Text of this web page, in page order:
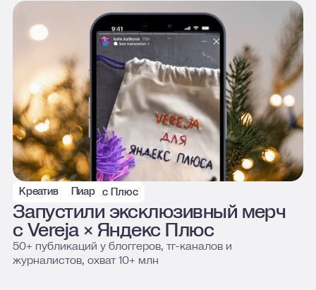
Vereja × Яндекс Плюс
Креатив Пиар
Запустили эксклюзивный мерч
с Vereja × Яндекс Плюс
50+ публикаций у блоггеров, тг-каналов и
журналистов, охват 10+ млн